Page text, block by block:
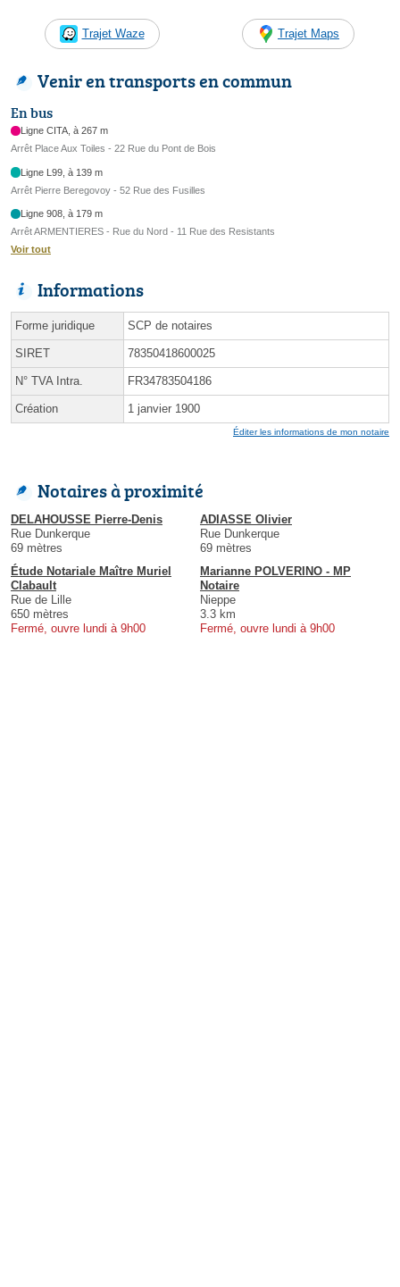
Trajet Waze Trajet Maps
Venir en transports en commun
En bus
Ligne CITA, à 267 m
Arrêt Place Aux Toiles - 22 Rue du Pont de Bois
Ligne L99, à 139 m
Arrêt Pierre Beregovoy - 52 Rue des Fusilles
Ligne 908, à 179 m
Arrêt ARMENTIERES - Rue du Nord - 11 Rue des Resistants
Voir tout
Informations
Forme juridique SCP de notaires
SIRET 78350418600025
N° TVA Intra. FR34783504186
Création 1 janvier 1900
Éditer les informations de mon notaire
Notaires à proximité
DELAHOUSSE Pierre-Denis
Rue Dunkerque
69 mètres
ADIASSE Olivier
Rue Dunkerque
69 mètres
Étude Notariale Maître Muriel
Clabault
Rue de Lille
650 mètres
Fermé, ouvre lundi à 9h00
Marianne POLVERINO - MP
Notaire
Nieppe
3.3 km
Fermé, ouvre lundi à 9h00